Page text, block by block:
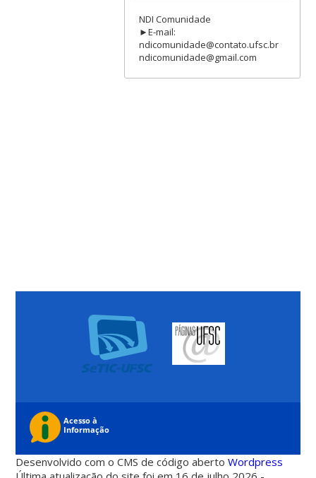
NDI Comunidade
►E-mail:
ndicomunidade@contato.ufsc.br
ndicomunidade@gmail.com
Desenvolvido com o CMS de código abertoWordpress